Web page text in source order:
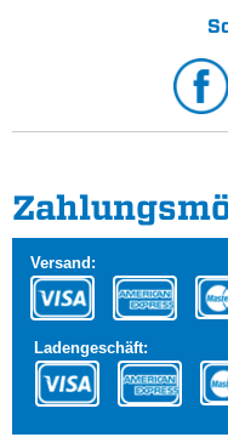
Versand:
Ladengeschäft: